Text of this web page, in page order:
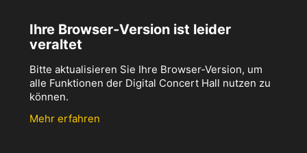
Ihre Browser-Version ist leider
veraltet
Bitte aktualisieren Sie Ihre Browser-Version, um
alle Funktionen der Digital Concert Hall nutzen zu
können.
Mehr erfahren